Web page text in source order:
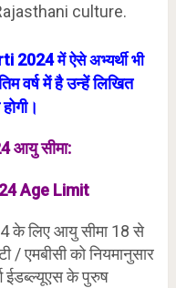
culture.
2024में ऐसे अभ्यर्थी भी
वर्ष में है उन्हें लिखित
।
आयु सीमा:
Age Limit
के लिए आयु सीमा 18 से
/ एमबीसी को नियमानुसार
ईडब्ल्यूएस के पुरुष